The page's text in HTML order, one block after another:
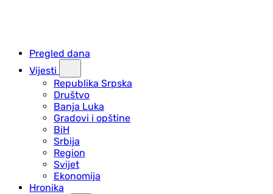
Pregled dana
Vijesti
Republika Srpska
Društvo
Banja Luka
Gradovi i opštine
BiH
Srbija
Region
Svijet
Ekonomija
Hronika